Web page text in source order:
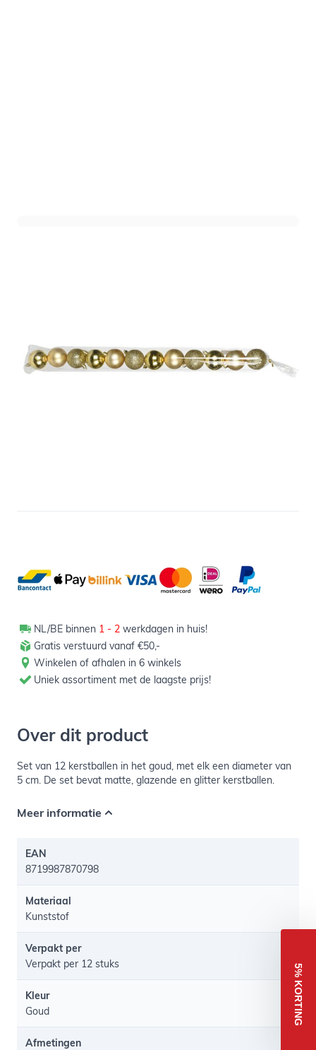
Variant
NL/BE binnen 1 - 2 werkdagen in huis!
Gratis verstuurd vanaf €50,-
Winkelen of afhalen in 6 winkels
Uniek assortiment met de laagste prijs!
Over dit product
Set van 12 kerstballen in het goud, met elk een diameter van
5 cm. De set bevat matte, glazende en glitter kerstballen.
Meer informatie
EAN
8719987870798
Materiaal
Kunststof
Verpakt per
Verpakt per 12 stuks
Kleur
Goud
Afmetingen
5% KORTING